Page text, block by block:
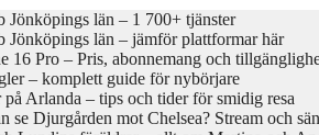
Jönköpings län – 1 700+ tjänster
Jönköpings län – jämför plattformar här
16 Pro – Pris, abonnemang och
– komplett guide för nybörjare
Arlanda – tips och tider för smidig resa
se Djurgården mot Chelsea? Stream och